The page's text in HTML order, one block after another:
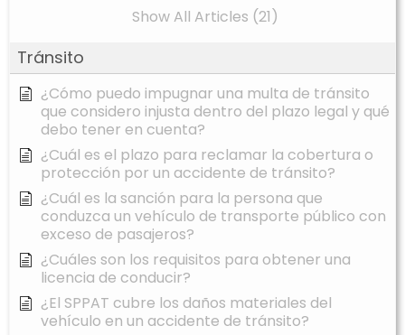
Show All Articles (21)
Tránsito
¿Cómo puedo impugnar una multa de tránsito
que considero injusta dentro del plazo legal y qué
debo tener en cuenta?
¿Cuál es el plazo para reclamar la cobertura o
protección por un accidente de tránsito?
¿Cuál es la sanción para la persona que
conduzca un vehículo de transporte público con
exceso de pasajeros?
¿Cuáles son los requisitos para obtener una
licencia de conducir?
¿El SPPAT cubre los daños materiales del
vehículo en un accidente de tránsito?